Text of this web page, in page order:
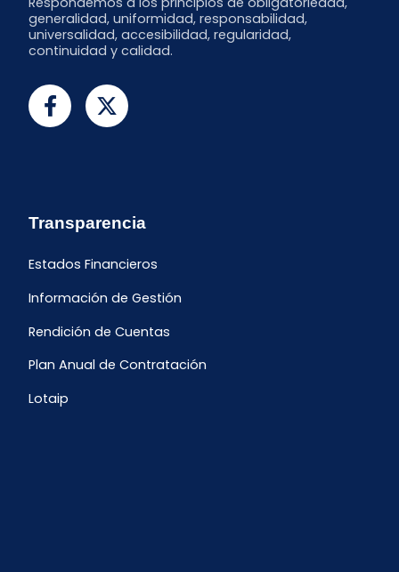
generalidad, uniformidad, responsabilidad,
universalidad, accesibilidad, regularidad,
continuidad y calidad.
Transparencia
Estados Financieros
Información de Gestión
Rendición de Cuentas
Plan Anual de Contratación
Lotaip